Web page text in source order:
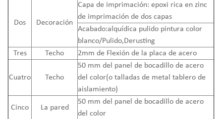
Dos Decoración
Capa de imprimación: epoxi rica en zinc
de imprimación de dos capas
Acabado:alquídica pulido pintura color
blanco/Pulido,Derusting
Tres
Techo 2mm de Flexión de la placa de acero
Cuatro Techo
50 mm del panel de bocadillo de acero
del color(o talladas de metal tablero de
aislamiento)
Cinco La pared
50 mm del panel de bocadillo de acero
del color